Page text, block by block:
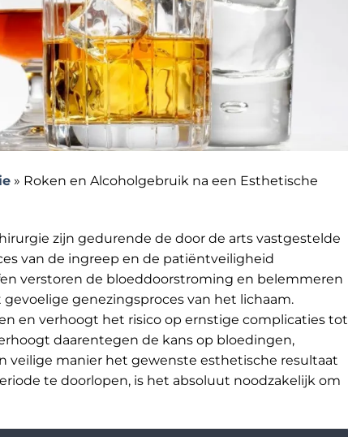
» Roken en Alcoholgebruik na een Esthetische
zijn gedurende de door de arts vastgestelde
van de ingreep en de patiëntveiligheid
verstoren de bloeddoorstroming en belemmeren
genezingsproces van het lichaam.
en verhoogt het risico op ernstige complicaties tot
daarentegen de kans op bloedingen,
veilige manier het gewenste esthetische resultaat
te doorlopen, is het absoluut noodzakelijk om